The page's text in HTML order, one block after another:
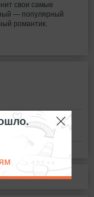
свои самые
— популярный
романтик.